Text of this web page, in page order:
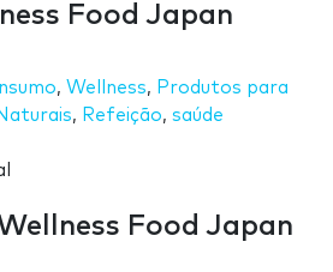
Food Japan
, Wellness, Produtos para
, Refeição, saúde
Food Japan